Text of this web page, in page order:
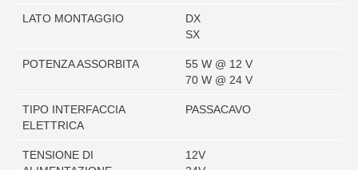
LATO MONTAGGIO
DX
SX
POTENZA ASSORBITA
55 W @ 12 V
70 W @ 24 V
TIPO INTERFACCIA
ELETTRICA
PASSACAVO
TENSIONE DI
12V